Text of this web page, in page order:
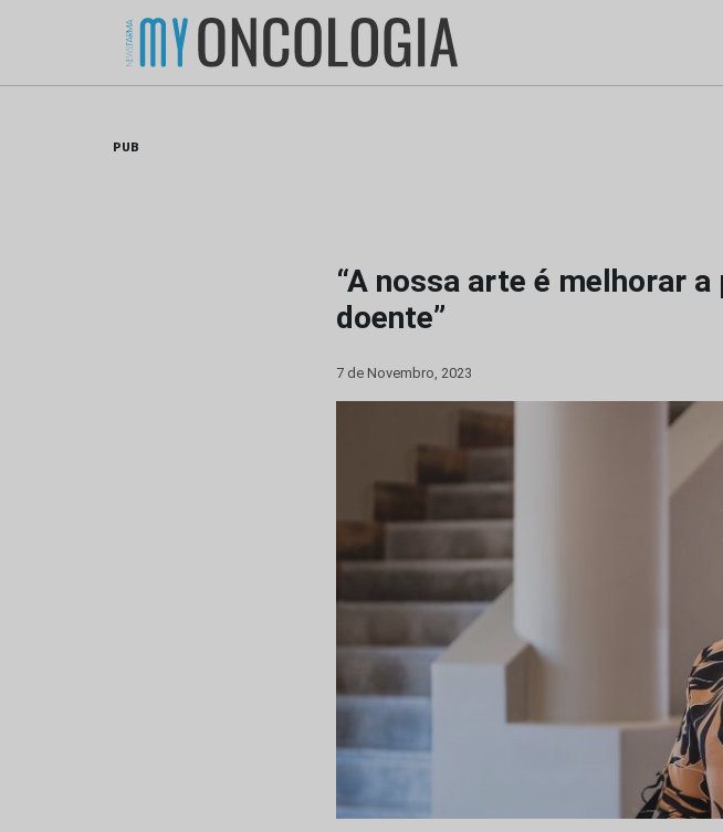
PUB
“A nossa arte é melhorar
doente”
7 de Novembro, 2023